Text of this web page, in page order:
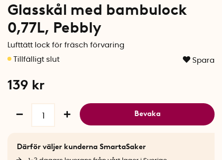
Glasskål med bambulock
0,77L, Pebbly
Lufttätt lock för fräsch förvaring
Spara
139 kr
Bevaka
Därför väljer kunderna SmartaSaker